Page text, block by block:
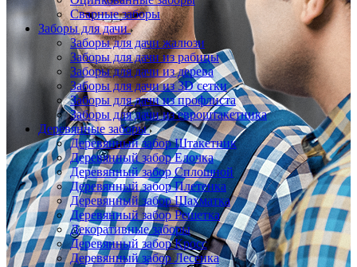
Сварные заборы
Заборы для дачи
Заборы для дачи жалюзи
Заборы для дачи из рабицы
Заборы для дачи из дерева
Заборы для дачи из 3D сетки
Заборы для дачи из профлиста
Заборы для дачи из евроштакетника
Деревянные заборы
Деревянный забор Штакетник
Деревянный забор Елочка
Деревянный забор Сплошной
Деревянный забор Плетенка
Деревянный забор Шахматка
Деревянный забор Решетка
Декоративные заборы
Деревянный забор Кросс
Деревянный забор Лесенка